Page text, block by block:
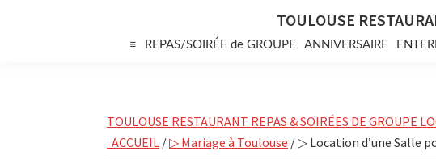
TOULOUSE
≡ REPAS/SOIRÉE de GROUPE ANNIVERSAIRE
TOULOUSE RESTAURANT REPAS & SOIRÉES DE GROUPE
ACCUEIL /▷ Mariage à Toulouse / ▷ Location d’une Salle